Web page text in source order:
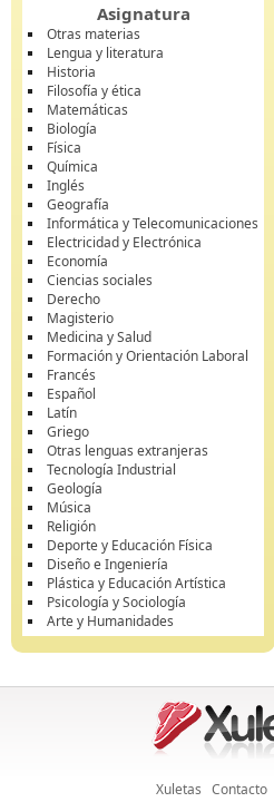
Asignatura
Otras materias
Lengua y literatura
Historia
Filosofía y ética
Matemáticas
Biología
Física
Química
Inglés
Geografía
Informática y Telecomunicaciones
Electricidad y Electrónica
Economía
Ciencias sociales
Derecho
Magisterio
Medicina y Salud
Formación y Orientación Laboral
Francés
Español
Latín
Griego
Otras lenguas extranjeras
Tecnología Industrial
Geología
Música
Religión
Deporte y Educación Física
Diseño e Ingeniería
Plástica y Educación Artística
Psicología y Sociología
Arte y Humanidades
Xuletas Contacto